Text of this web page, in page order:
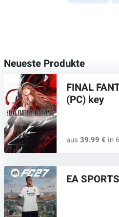
Neueste Produkte
FINAL
(PC) key
aus 39.99 € in
EA